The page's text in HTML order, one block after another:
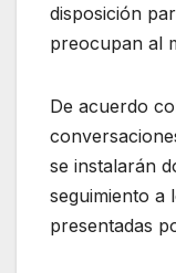
disposición
preocupan al
De acuerdo
se instalarán
seguimiento a
presentadas